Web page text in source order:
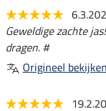
Geweldige zachte
dragen. #
Origineel bekijken